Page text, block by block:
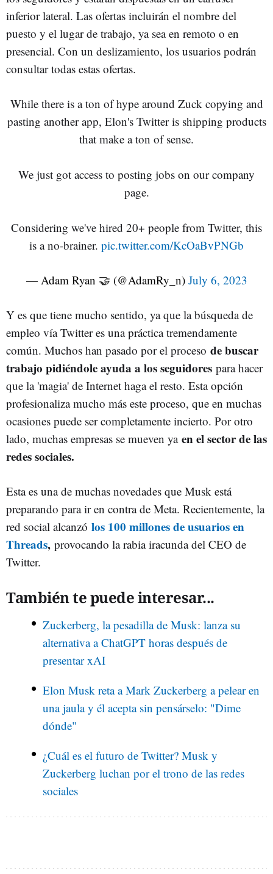
inferior lateral. Las ofertas incluirán el nombre del
puesto y el lugar de trabajo, ya sea en remoto o en
presencial. Con un deslizamiento, los usuarios podrán
consultar todas estas ofertas.
While there is a ton of hype around Zuck copying and
pasting another app, Elon's Twitter is shipping products
that make a ton of sense.
We just got access to posting jobs on our company
page.
Considering we've hired 20+ people from Twitter, this
is a no-brainer. pic.twitter.com/KcOaBvPNGb
— Adam Ryan 🤝 (@AdamRy_n) July 6, 2023
Y es que tiene mucho sentido, ya que la búsqueda de
empleo vía Twitter es una práctica tremendamente
común. Muchos han pasado por el proceso de buscar
trabajo pidiéndole ayuda a los seguidores para hacer
que la 'magia' de Internet haga el resto. Esta opción
profesionaliza mucho más este proceso, que en muchas
ocasiones puede ser completamente incierto. Por otro
lado, muchas empresas se mueven ya en el sector de las
redes sociales.
Esta es una de muchas novedades que Musk está
preparando para ir en contra de Meta. Recientemente, la
red social alcanzó los 100 millones de usuarios en
Threads, provocando la rabia iracunda del CEO de
Twitter.
También te puede interesar...
Zuckerberg, la pesadilla de Musk: lanza su
alternativa a ChatGPT horas después de
presentar xAI
Elon Musk reta a Mark Zuckerberg a pelear en
una jaula y él acepta sin pensárselo: "Dime
dónde"
¿Cuál es el futuro de Twitter? Musk y
Zuckerberg luchan por el trono de las redes
sociales